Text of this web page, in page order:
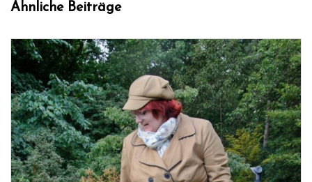
Ähnliche Beiträge